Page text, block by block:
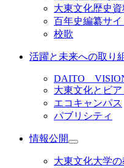
大東文化歴史
百年史編纂サイ
校歌
活躍と未来への取り
DAITO
大東文化とビ
エコキャンパス
パブリシティ
情報公開
大東文化大学